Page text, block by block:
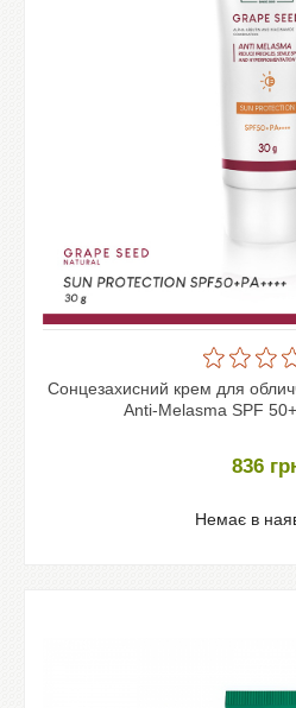
Сонцезахисний крем для
Anti-Melasma SPF
836
Немає в